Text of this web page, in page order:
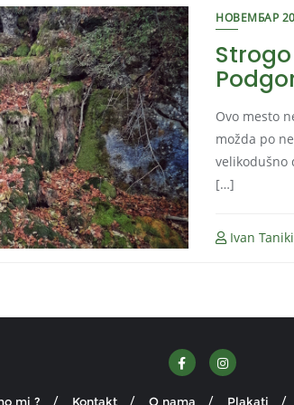
НОВЕМБАР
Ovo mesto
možda po
velikodušno
[…]
Ivan
mi ? Kontakt O nama Plakati